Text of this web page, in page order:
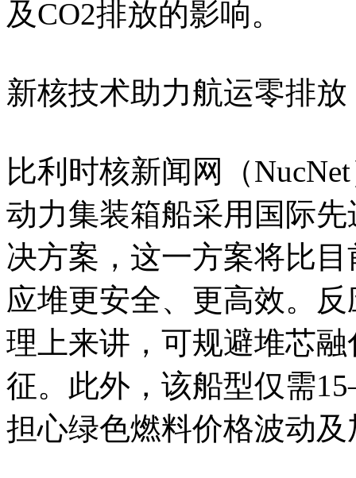
及CO2排放的影响。
新核技术助力航运零排放
比利时核新闻网（
动力集装箱船采用国际
决方案，这一方案将比
应堆更安全、更高效。
理上来讲，可规避堆芯
征。此外，该船型仅需
担心绿色燃料价格波动